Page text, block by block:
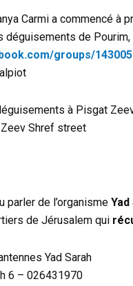
Carmi a commencé
de
groups/
à Pisgat
Shref street
parler de l’organisme Yad
de Jérusalem qui
Yad Sarah
6 – 026431970